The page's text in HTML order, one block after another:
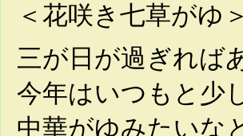
＜花咲き七草がゆ＞
三が日が過ぎれば
今年はいつもと少
中華がゆみたいな